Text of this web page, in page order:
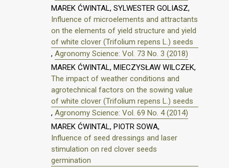
MAREK ĆWINTAL, SYLWESTER GOLIASZ,
Influence of microelements and attractants
on the elements of yield structure and yield
of white clover (Trifolium repens L.) seeds
, Agronomy Science: Vol. 73 No. 3 (2018)
MAREK ĆWINTAL, MIECZYSŁAW WILCZEK,
The impact of weather conditions and
agrotechnical factors on the sowing value
of white clover (Trifolium repens L.) seeds
, Agronomy Science: Vol. 69 No. 4 (2014)
MAREK ĆWINTAL, PIOTR SOWA,
Influence of seed dressings and laser
stimulation on red clover seeds
germination